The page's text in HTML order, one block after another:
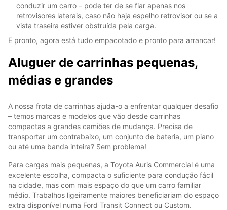
conduzir um carro – pode ter de se fiar apenas nos
retrovisores laterais, caso não haja espelho retrovisor ou se a
vista traseira estiver obstruída pela carga.
E pronto, agora está tudo empacotado e pronto para arrancar!
Aluguer de carrinhas pequenas,
médias e grandes
A nossa frota de carrinhas ajuda-o a enfrentar qualquer desafio
– temos marcas e modelos que vão desde carrinhas
compactas a grandes camiões de mudança. Precisa de
transportar um contrabaixo, um conjunto de bateria, um piano
ou até uma banda inteira? Sem problema!
Para cargas mais pequenas, a Toyota Auris Commercial é uma
excelente escolha, compacta o suficiente para condução fácil
na cidade, mas com mais espaço do que um carro familiar
médio. Trabalhos ligeiramente maiores beneficiariam do espaço
extra disponível numa Ford Transit Connect ou Custom.